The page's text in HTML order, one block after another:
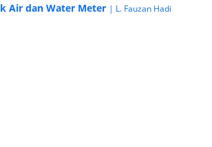
Air dan Water Meter | L. Fauzan Hadi